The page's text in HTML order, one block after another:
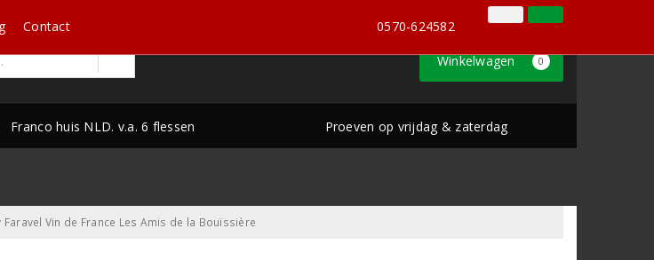
0570-624582 Inloggen Klantenservice
Winkelwagen 0
Franco huis NLD. v.a. 6 flessen Proeven op vrijdag & zaterdag
Contact 0570-624582
Vin de France Les Amis de la Bouïssière